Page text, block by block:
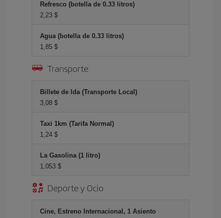
Refresco (botella de 0.33 litros)
2,23 $
Agua (botella de 0.33 litros)
1,85 $
Transporte
Billete de Ida (Transporte Local)
3,08 $
Taxi 1km (Tarifa Normal)
1,24 $
La Gasolina (1 litro)
1,053 $
Deporte y Ocio
Cine, Estreno Internacional, 1 Asiento